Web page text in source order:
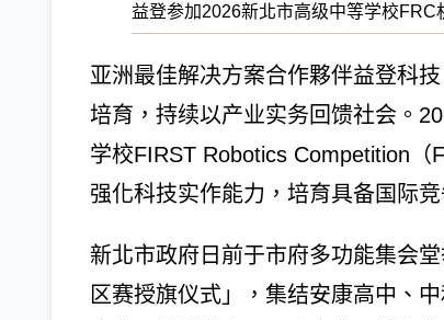
益登参加2026新北市高级中等学校
亚洲最佳解决方案合作夥伴益登科
培育，持续以产业实务回馈社会。
学校FIRST Robotics Competition
强化科技实作能力，培育具备国际
新北市政府日前于市府多功能集会
区赛授旗仪式」，集结安康高中、